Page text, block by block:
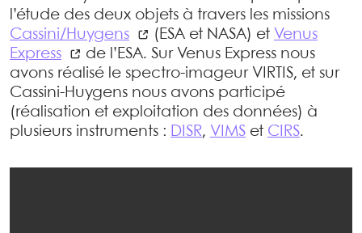
l’étude des deux objets à travers les missions
Cassini/Huygens
(ESA et NASA) et Venus
Express
de l’ESA. Sur Venus Express nous
avons réalisé le spectro-imageur VIRTIS, et sur
Cassini-Huygens nous avons participé
(réalisation et exploitation des données) à
plusieurs instruments : DISR, VIMS et CIRS.